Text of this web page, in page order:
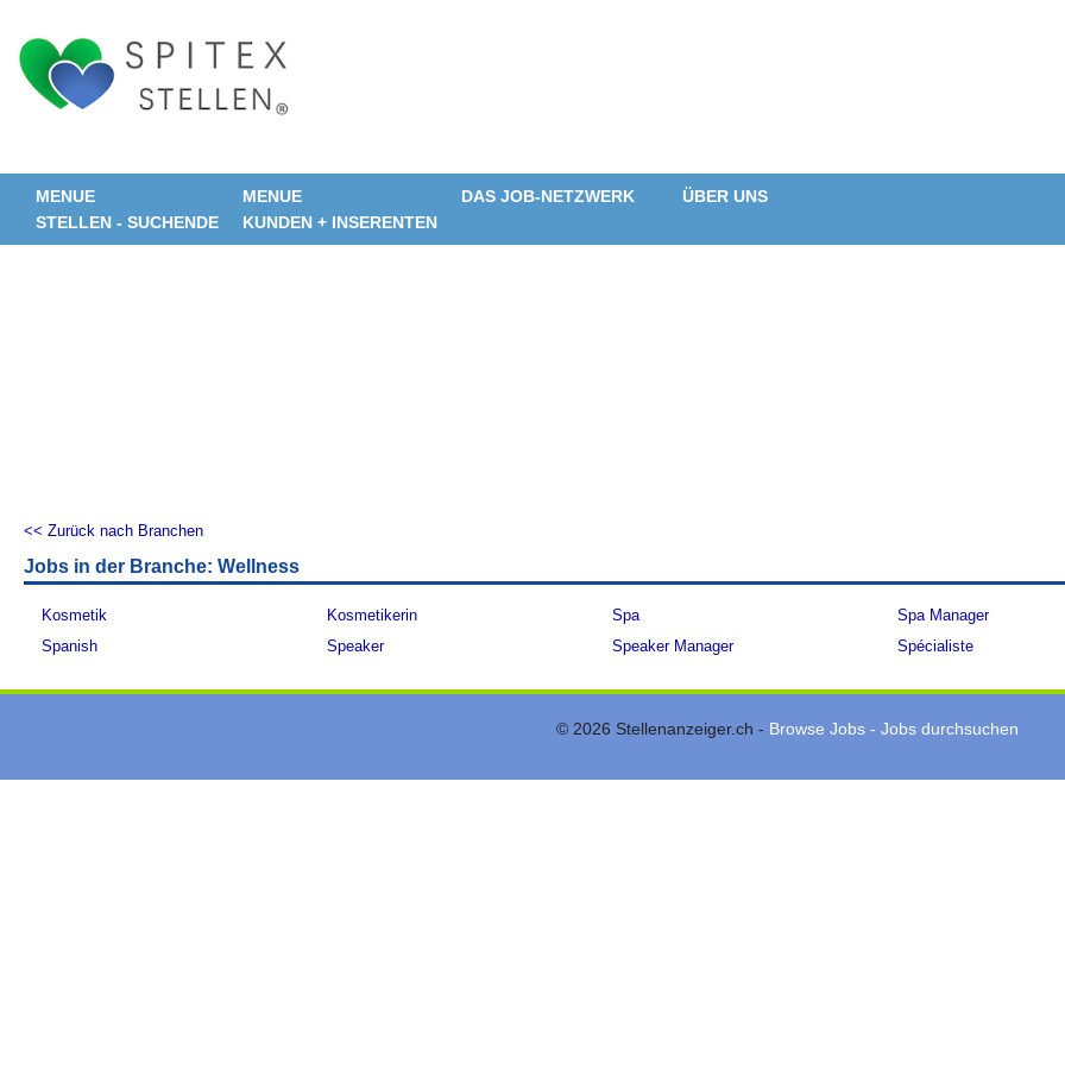
MENUE
STELLEN - SUCHENDE
MENUE
KUNDEN + INSERENTEN
DAS JOB-NETZWERK ÜBER UNS
<< Zurück nach Branchen
Jobs in der Branche: Wellness
Kosmetik Kosmetikerin Spa
Spa Manager
Spanish
Speaker Speaker Manager Spécialiste
© 2026 Stellenanzeiger.ch - Browse Jobs - Jobs durchsuchen